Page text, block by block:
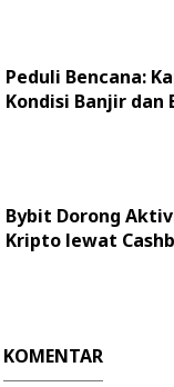
Peduli Bencana:
Kondisi Banjir dan
Bybit Dorong
Kripto lewat
KOMENTAR